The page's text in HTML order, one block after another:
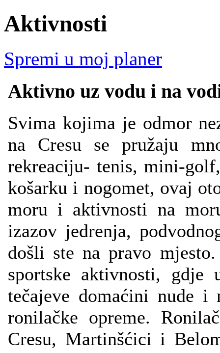
Aktivnosti
Spremi u moj planer
Aktivno uz vodu i na
Svima kojima je odmor
na Cresu se pružaju
rekreaciju- tenis, mini-
košarku i nogomet, ovaj
moru i aktivnosti na
izazov jedrenja,
došli ste na pravo
sportske aktivnosti, gdje
tečajeve domaćini nude i
ronilačke opreme.
Cresu, Martinšćici i